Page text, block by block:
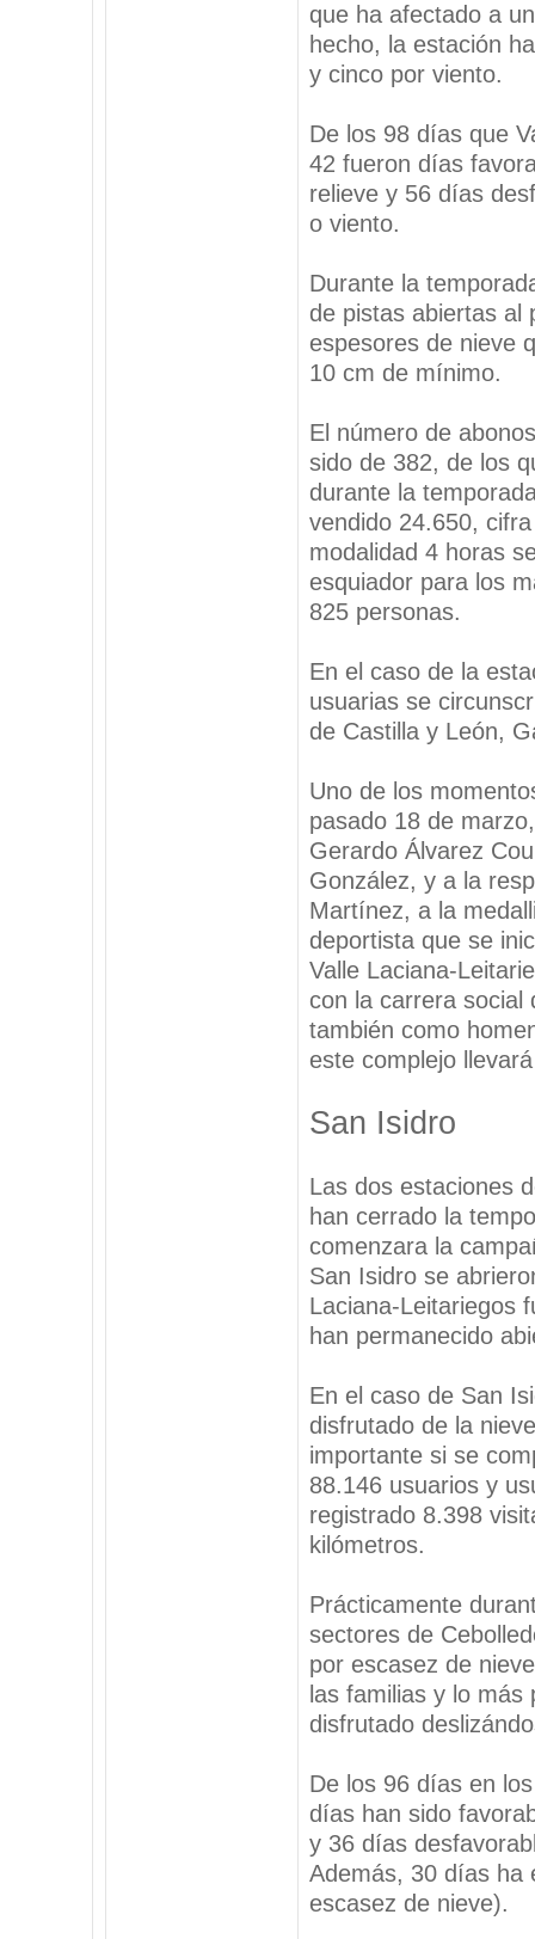
que ha afectado a
hecho, la estación
y cinco por viento.
De los 98 días que
42 fueron días
relieve y 56 días
o viento.
Durante la
de pistas abiertas al
espesores de nieve
10 cm de mínimo.
El número de
sido de 382, de los
durante la
vendido 24.650,
modalidad 4 horas
esquiador para los
825 personas.
En el caso de la
usuarias se
de Castilla y León,
Uno de los
pasado 18 de
Gerardo Álvarez
González, y a la
Martínez, a la
deportista que se
Valle Laciana-
con la carrera social
también como
este complejo
San Isidro
Las dos estaciones
han cerrado la
comenzara la
San Isidro se
Laciana-Leitariegos
han permanecido
En el caso de San
disfrutado de la
importante si se
88.146 usuarios y
registrado 8.398
kilómetros.
Prácticamente
sectores de
por escasez de
las familias y lo
disfrutado
De los 96 días en
días han sido
y 36 días
Además, 30 días ha
escasez de nieve).